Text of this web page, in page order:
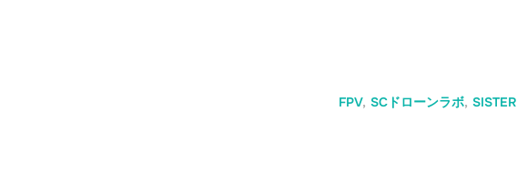
FPV, SCドローンラボ, SISTER